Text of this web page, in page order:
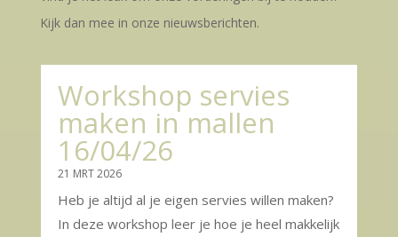
Kijk dan mee in onze nieuwsberichten.
Workshop servies
maken in mallen
16/04/26
21 MRT 2026
Heb je altijd al je eigen servies willen maken?
In deze workshop leer je hoe je heel makkelijk